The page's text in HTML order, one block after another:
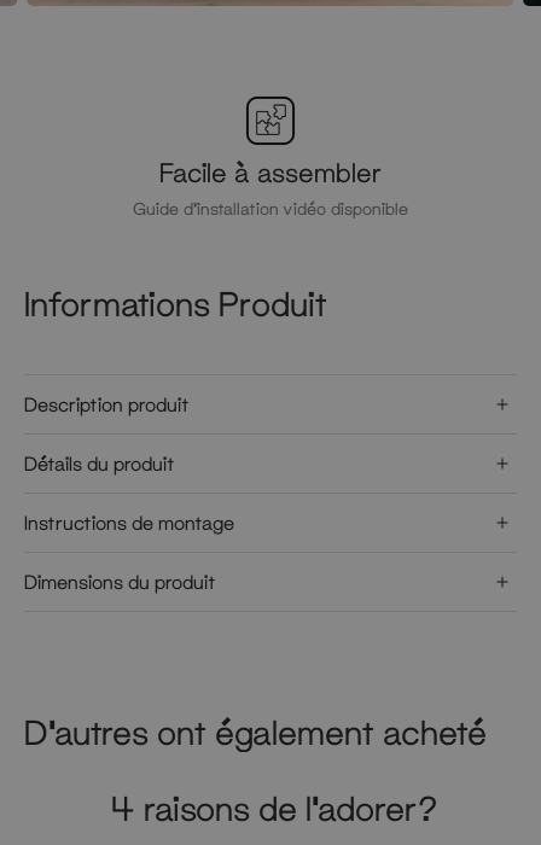
Facile à assembler
Guide d'installation vidéo disponible
Informations Produit
Description produit
Détails du produit
Instructions de montage
Dimensions du produit
D'autres ont également acheté
4 raisons de l'adorer?